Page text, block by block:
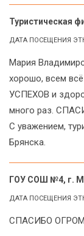
Туристическая
ДАТА ПОСЕЩЕНИЯ
Мария
хорошо, всем
УСПЕХОВ и
много раз.
С уважением,
Брянска.
ГОУ СОШ №4, г.
ДАТА ПОСЕЩЕНИЯ
СПАСИБО